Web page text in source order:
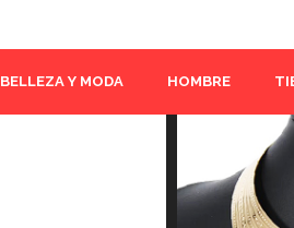
BELLEZA Y MODA HOMBRE